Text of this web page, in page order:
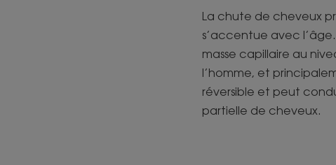
La chute de cheveux
s’accentue avec
masse capillaire au
l’homme, et
réversible et peut
partielle de cheveux.